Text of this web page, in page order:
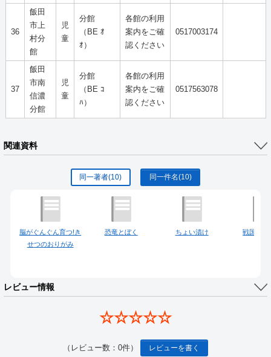
36
飯田
市上
村分
館
児
童
分館
（BE ｵ
ｵ）
各館の利用
案内をご確
認ください
0517003174
37
飯田
市南
信濃
分館
児
童
分館
（BE ｺ
ﾊ）
各館の利用
案内をご確
認ください
0517563078
関連資料
同一著者(10) 同一件名(10)
脳がぐんぐん育つ!き
せつのおりがみ
恐竜とぼく ちょい漬け 戦国剣豪
レビュー情報
☆☆☆☆☆
（レビュー数：0件） レビューを書く